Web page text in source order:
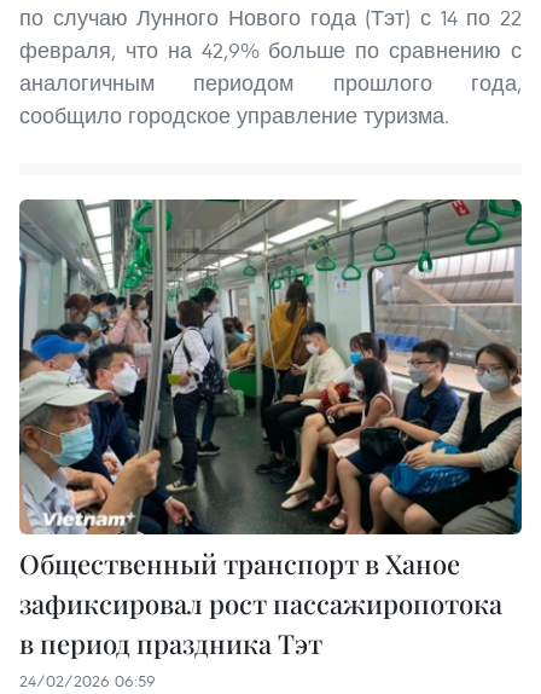
по случаю Лунного Нового года (Тэт) с 14 по 22
февраля, что на 42,9% больше по сравнению с
аналогичным периодом прошлого года,
сообщило городское управление туризма.
Общественный транспорт в Ханое
зафиксировал рост пассажиропотока
в период праздника Тэт
24/02/2026 06:59